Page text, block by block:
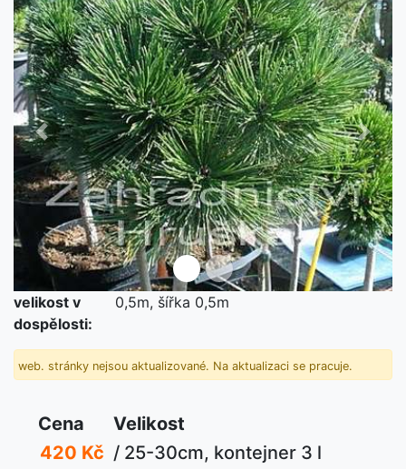
Předchozí Další
velikost v
dospělosti:
0,5m, šířka 0,5m
web. stránky nejsou aktualizované. Na aktualizaci se pracuje.
Cena
Velikost
420 Kč / 25-30cm, kontejner 3 l